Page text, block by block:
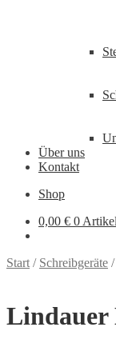
Über uns
Kontakt
Shop
0,00 € 0 Artikel
Start / Schreibgeräte /